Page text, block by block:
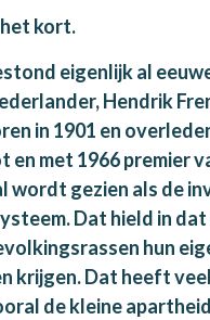
kort.
eigenlijk al
Hendrik
in 1901 en
en met 1966 premier
wordt gezien als de
Dat hield in dat
hun
krijgen. Dat heeft
de kleine